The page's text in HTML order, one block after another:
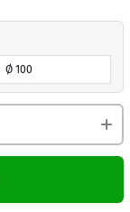
Ø 100